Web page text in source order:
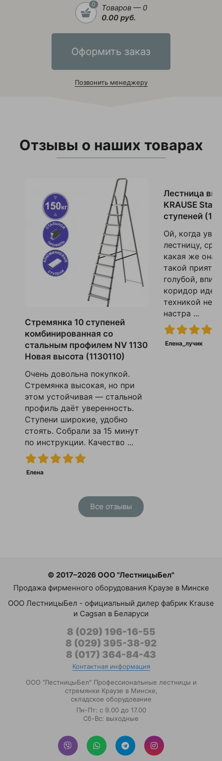
0
Товаров — 0
0.00 руб.
Оформить заказ
Позвонить менеджеру
Отзывы о наших товарах
Стремянка 10 ступеней
комбинированная со
стальным профилем NV 1130
Новая высота (1130110)
Очень довольна покупкой.
Стремянка высокая, но при
этом устойчивая — стальной
профиль даёт уверенность.
Ступени широкие, удобно
стоять. Собрали за 15 минут
по инструкции. Качество ...
Елена
Лестница
KRAUSE
ступеней
Ой, когда
лестницу,
какая же она
такой
голубой,
коридор
техникой не
настра ...
Елена_лучик
Все отзывы
© 2017–2026 ООО "ЛестницыБел"
Продажа фирменного оборудования Краузе в Минске
ООО ЛестницыБел - официальный дилер фабрик Krause
и Cagsan в Беларуси
8 (029) 196-16-55
8 (029) 395-38-92
8 (017) 364-84-43
Контактная информация
ООО "ЛестницыБел" Профессиональные лестницы и
стремянки Краузе в Минске
складское оборудование
Пн-Пт: с 9.00 до 17.00
Сб-Вс: выходные